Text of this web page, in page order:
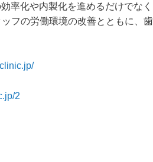
率化や内製化を進めるだけでな
フの労働環境の改善とともに、
2